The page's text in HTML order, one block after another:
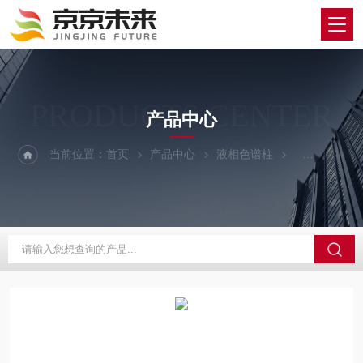
PRODUCTS CENTER
产品中心
当前位置：首页 产品中心 液相色谱柱 Agilent/安捷